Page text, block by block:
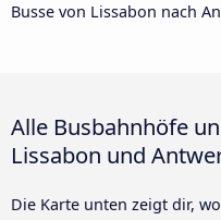
Busse von Lissabon nach
Alle Busbahnhöfe
Lissabon und
Die Karte unten zeigt dir,